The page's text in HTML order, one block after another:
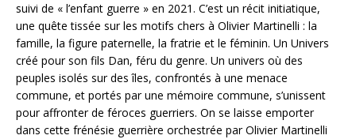
suivi de « l’enfant guerre » en 2021. C’est un récit initiatique,
une quête tissée sur les motifs chers à Olivier Martinelli : la
famille, la figure paternelle, la fratrie et le féminin. Un Univers
créé pour son fils Dan, féru du genre. Un univers où des
peuples isolés sur des îles, confrontés à une menace
commune, et portés par une mémoire commune, s’unissent
pour affronter de féroces guerriers. On se laisse emporter
dans cette frénésie guerrière orchestrée par Olivier Martinelli